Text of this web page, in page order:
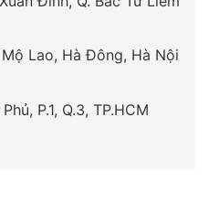
Lao, Hà Đông, Hà Nội
P.1, Q.3, TP.HCM